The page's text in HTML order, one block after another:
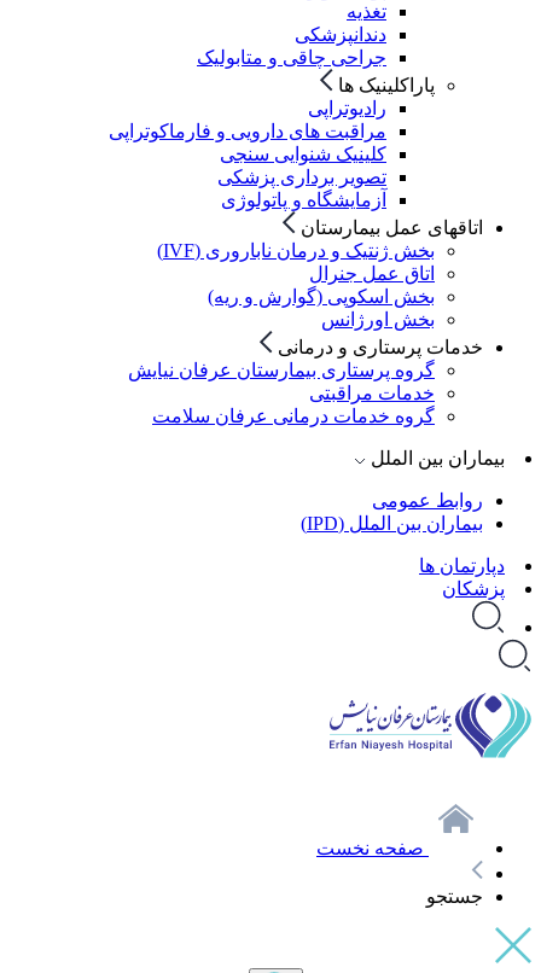
تغذیه
دندانپزشکی
جراحی چاقی و متابولیک
پاراکلینیک ها
رادیوتراپی
مراقبت های دارویی و فارماکوتراپی
کلینیک شنوایی سنجی
تصویر برداری پزشکی
آزمایشگاه و پاتولوژی
اتاقهای عمل بیمارستان
بخش ژنتیک و درمان ناباروری (IVF)
اتاق عمل جنرال
بخش اسکوپی (گوارش و ریه)
بخش اورژانس
خدمات پرستاری و درمانی
گروه پرستاری بیمارستان عرفان نیایش
خدمات مراقبتی
گروه خدمات درمانی عرفان سلامت
بیماران بین الملل
روابط عمومی
بیماران بین الملل (IPD)
دپارتمان ها
پزشکان
صفحه نخست
جستجو